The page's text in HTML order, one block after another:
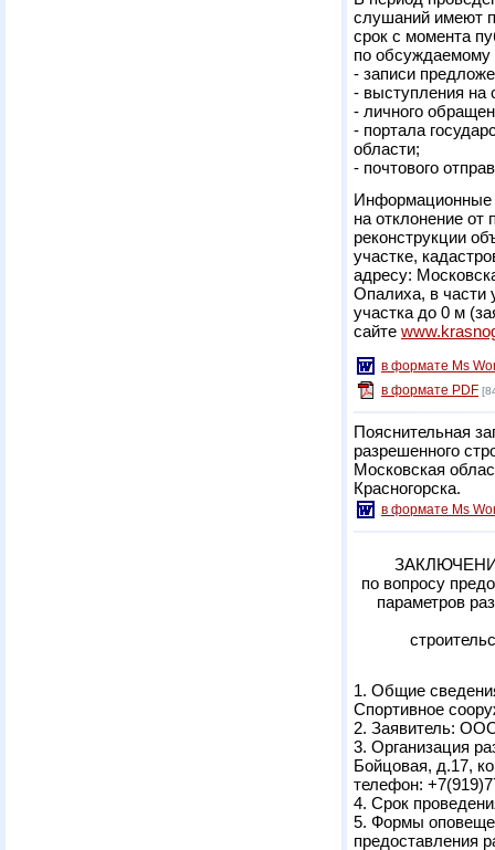
слушаний имеют
срок с момента
по обсуждаемому
- записи
- выступления на
- личного
- портала
области;
- почтового
Информационные
на отклонение от
реконструкции
участке,
адресу:
Опалиха, в части
участка до 0 м
сайте
в формате Ms
в формате PDF
Пояснительная
разрешенного
Московская
Красногорска.
в формате Ms
по вопросу
параметров
1. Общие
Спортивное
2. Заявитель:
3. Организация
Бойцовая, д.17,
телефон:
4. Срок
5. Формы
предоставления